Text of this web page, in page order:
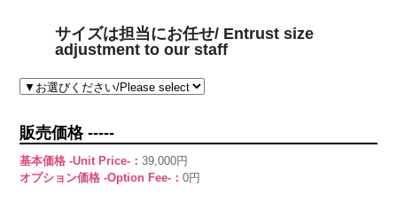
サイズは担当にお任せ/ Entrust size
adjustment to our staff
販売価格 -----
基本価格 -Unit Price-：39,000円
オプション価格 -Option Fee-：0円